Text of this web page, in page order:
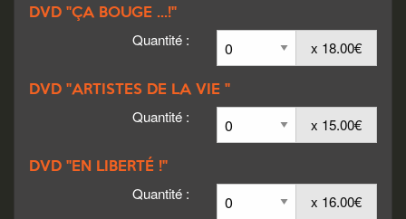
DVD "ÇA BOUGE ...!"
Quantité : x 18.00€
DVD "ARTISTES DE LA VIE "
Quantité : x 15.00€
DVD "EN LIBERTÉ !"
Quantité : x 16.00€